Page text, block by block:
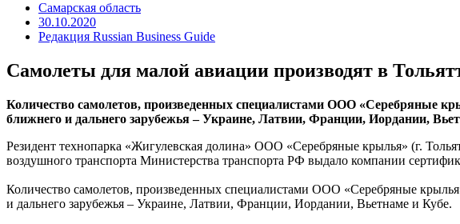
Самарская область
30.10.2020
Редакция Russian Business Guide
Самолеты для малой авиации производят в
Количество самолетов, произведенных специалистами ООО «Серебряные
ближнего и дальнего зарубежья – Украине, Латвии, Франции, Иордании,
Резидент технопарка «Жигулевская долина» ООО «Серебряные крылья» (г.
воздушного транспорта Министерства транспорта РФ выдало компании
Количество самолетов, произведенных специалистами ООО «Серебряные
и дальнего зарубежья – Украине, Латвии, Франции, Иордании, Вьетнаме и Кубе.